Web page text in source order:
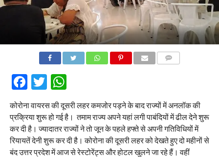
Facebook
Twitter
WhatsApp
कोरोना वायरस की दूसरी लहर कमजोर पड़ने के बाद राज्यों में अनलॉक की
प्रक्रिया शुरू हो गई है। तमाम राज्य अपने यहां लगी पाबंदियों में ढील देने शुरू
कर दी है। ज्यादातर राज्यों ने तो जून के पहले हफ्ते से अपनी गतिविधियों में
रियायतें देनी शुरू कर दी है। कोरोना की दूसरी लहर को देखते हुए दो महीनों से
बंद उत्तर प्रदेश में आज से रेस्टोरेंट्स और होटल खुलने जा रहे हैं। वहीं